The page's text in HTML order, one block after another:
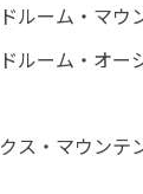
ルーム・マウ
ルーム・オー
ス・マウンテ